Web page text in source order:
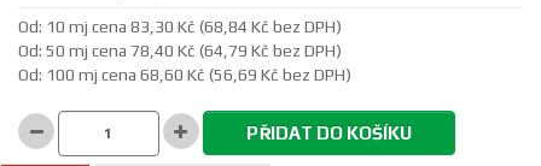
Od: 10 mj cena 83,30 Kč (68,84 Kč bez DPH)
Od: 50 mj cena 78,40 Kč (64,79 Kč bez DPH)
Od: 100 mj cena 68,60 Kč (56,69 Kč bez DPH)
PŘIDAT DO KOŠÍKU